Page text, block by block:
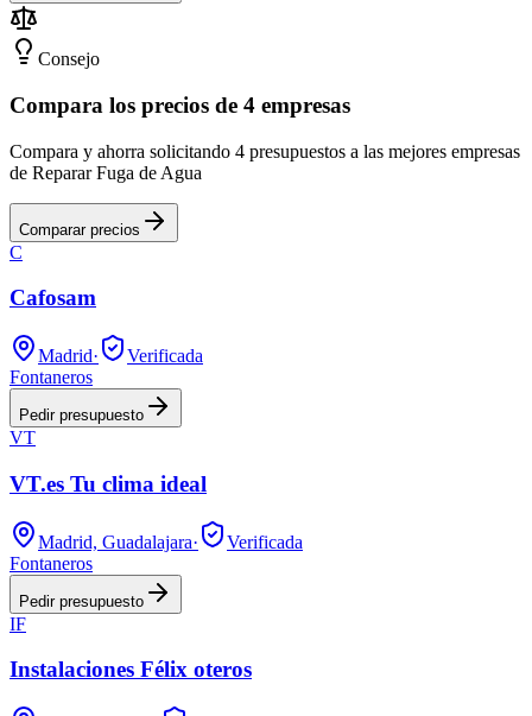
Consejo
Compara los precios de 4 empresas
Compara y ahorra solicitando 4 presupuestos a las mejores empresas
de Reparar Fuga de Agua
Comparar precios
C
Cafosam
Madrid·
Verificada
Fontaneros
Pedir presupuesto
VT
VT.es Tu clima ideal
Madrid, Guadalajara·
Verificada
Fontaneros
Pedir presupuesto
IF
Instalaciones Félix oteros